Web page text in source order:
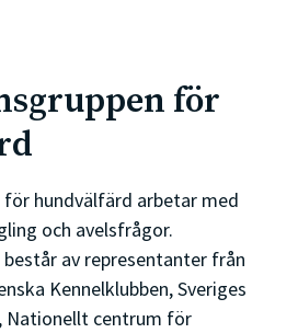
för
för hundvälfärd arbetar med
och avelsfrågor.
av representanter från
Kennelklubben, Sveriges
Nationellt centrum för